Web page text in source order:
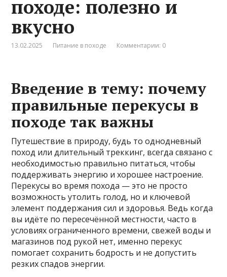
походе: полезно и
вкусно
13.02.2025 Питание в походе Комментарии: 0
Введение в тему: почему
правильные перекусы в
походе так важны
Путешествие в природу, будь то однодневный
поход или длительный треккинг, всегда связано с
необходимостью правильно питаться, чтобы
поддерживать энергию и хорошее настроение.
Перекусы во время похода — это не просто
возможность утолить голод, но и ключевой
элемент поддержания сил и здоровья. Ведь когда
вы идёте по пересечённой местности, часто в
условиях ограниченного времени, свежей воды и
магазинов под рукой нет, именно перекус
помогает сохранить бодрость и не допустить
резких спадов энергии.